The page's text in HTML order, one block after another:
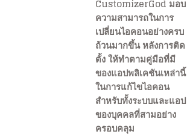
CustomizerGod มอบ
ความสามารถในการ
เปลี่ยนไอคอนอย่างครบ
ถ้วนมากขึ้น หลังการติด
ตั้ง ให้ทำตามคู่มือที่มี
ของแอปพลิเคชันเหล่านี้
ในการแก้ไขไอคอน
สำหรับทั้งระบบและแอป
ของบุคคลที่สามอย่าง
ครอบคลุม